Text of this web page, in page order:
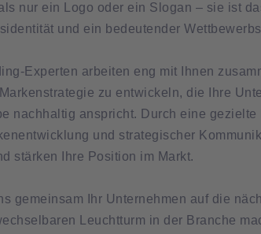
nur ein Logo oder ein Slogan – sie ist
und ein bedeutender
Experten arbeiten eng mit Ihnen
zu entwickeln, die Ihre
nachhaltig anspricht. Durch eine
und strategischer
stärken Ihre Position im Markt.
gemeinsam Ihr Unternehmen auf die
Leuchtturm in der Branche